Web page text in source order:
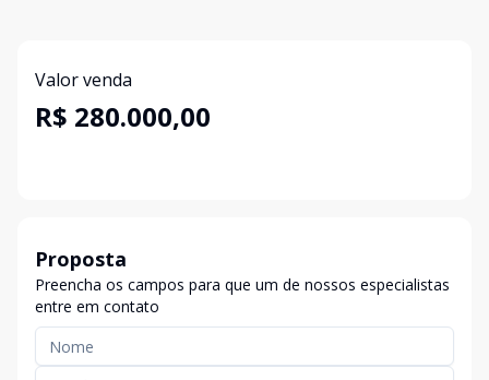
Valor venda
R$ 280.000,00
Proposta
Preencha os campos para que um de nossos especialistas
entre em contato